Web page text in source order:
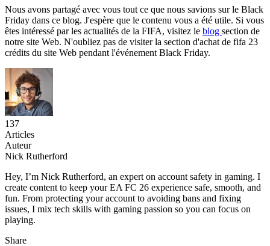
Nous avons partagé avec vous tout ce que nous savions sur le Black
Friday dans ce blog. J'espère que le contenu vous a été utile. Si vous
êtes intéressé par les actualités de la FIFA, visitez le blog section de
notre site Web. N'oubliez pas de visiter la section d'achat de fifa 23
crédits du site Web pendant l'événement Black Friday.
137
Articles
Auteur
Nick Rutherford
Hey, I’m Nick Rutherford, an expert on account safety in gaming. I
create content to keep your EA FC 26 experience safe, smooth, and
fun. From protecting your account to avoiding bans and fixing
issues, I mix tech skills with gaming passion so you can focus on
playing.
Share